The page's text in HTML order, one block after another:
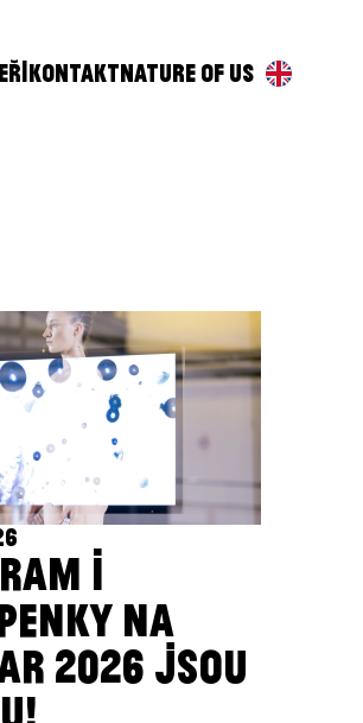
KONTAKT NATURE OF US
I
NA
2026 JSOU